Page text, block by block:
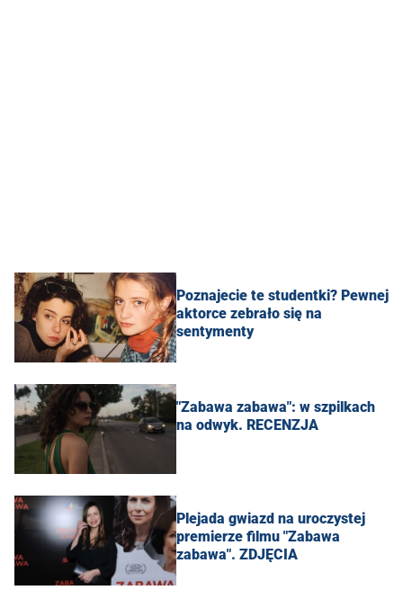
Poznajecie te studentki? Pewnej
aktorce zebrało się na
sentymenty
"Zabawa zabawa": w szpilkach
na odwyk. RECENZJA
Plejada gwiazd na uroczystej
premierze filmu "Zabawa
zabawa". ZDJĘCIA